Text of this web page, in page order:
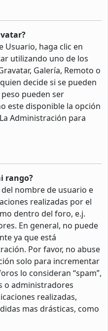
Usuario, haga clic en
utilizando uno de los
Galería, Remoto o
decide si se pueden
pueden ser
este disponible la opción
Administración para
rango?
nombre de usuario e
realizadas por el
dentro del foro, e.j.
En general, no puede
ya que está
Por favor, no abuse
solo para incrementar
lo consideran “spam”,
o administradores
realizadas,
mas drásticas, como